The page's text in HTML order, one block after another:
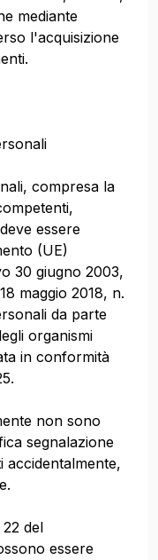
mediante
l'acquisizione
compresa la
essere
(UE)
30 giugno 2003,
maggio 2018, n.
da parte
organismi
in conformità
non sono
segnalazione
del
essere